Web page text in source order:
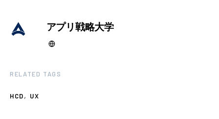
アプリ戦略大学
RELATED TAGS
HCD, UX